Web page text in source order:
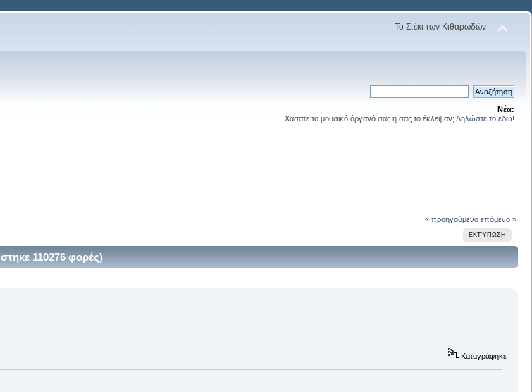
Το Στέκι των Κιθαρωδών
Νέα:
Χάσατε το μουσικό όργανό σας ή σας το έκλεψαν; Δηλώστε το εδώ!
« προηγούμενο επόμενο »
ΕΚΤΎΠΩΣΗ
110276 φορές)
Καταγράφηκε